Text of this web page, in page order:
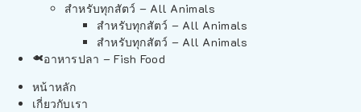
สำหรับทุกสัตว์ – All Animals
สำหรับทุกสัตว์ – All Animals
สำหรับทุกสัตว์ – All Animals
อาหารปลา – Fish Food
หน้าหลัก
เกี่ยวกับเรา